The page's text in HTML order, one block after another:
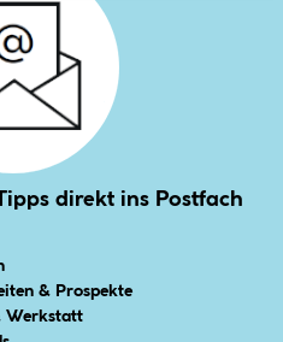
direkt ins Postfach
& Prospekte
Werkstatt